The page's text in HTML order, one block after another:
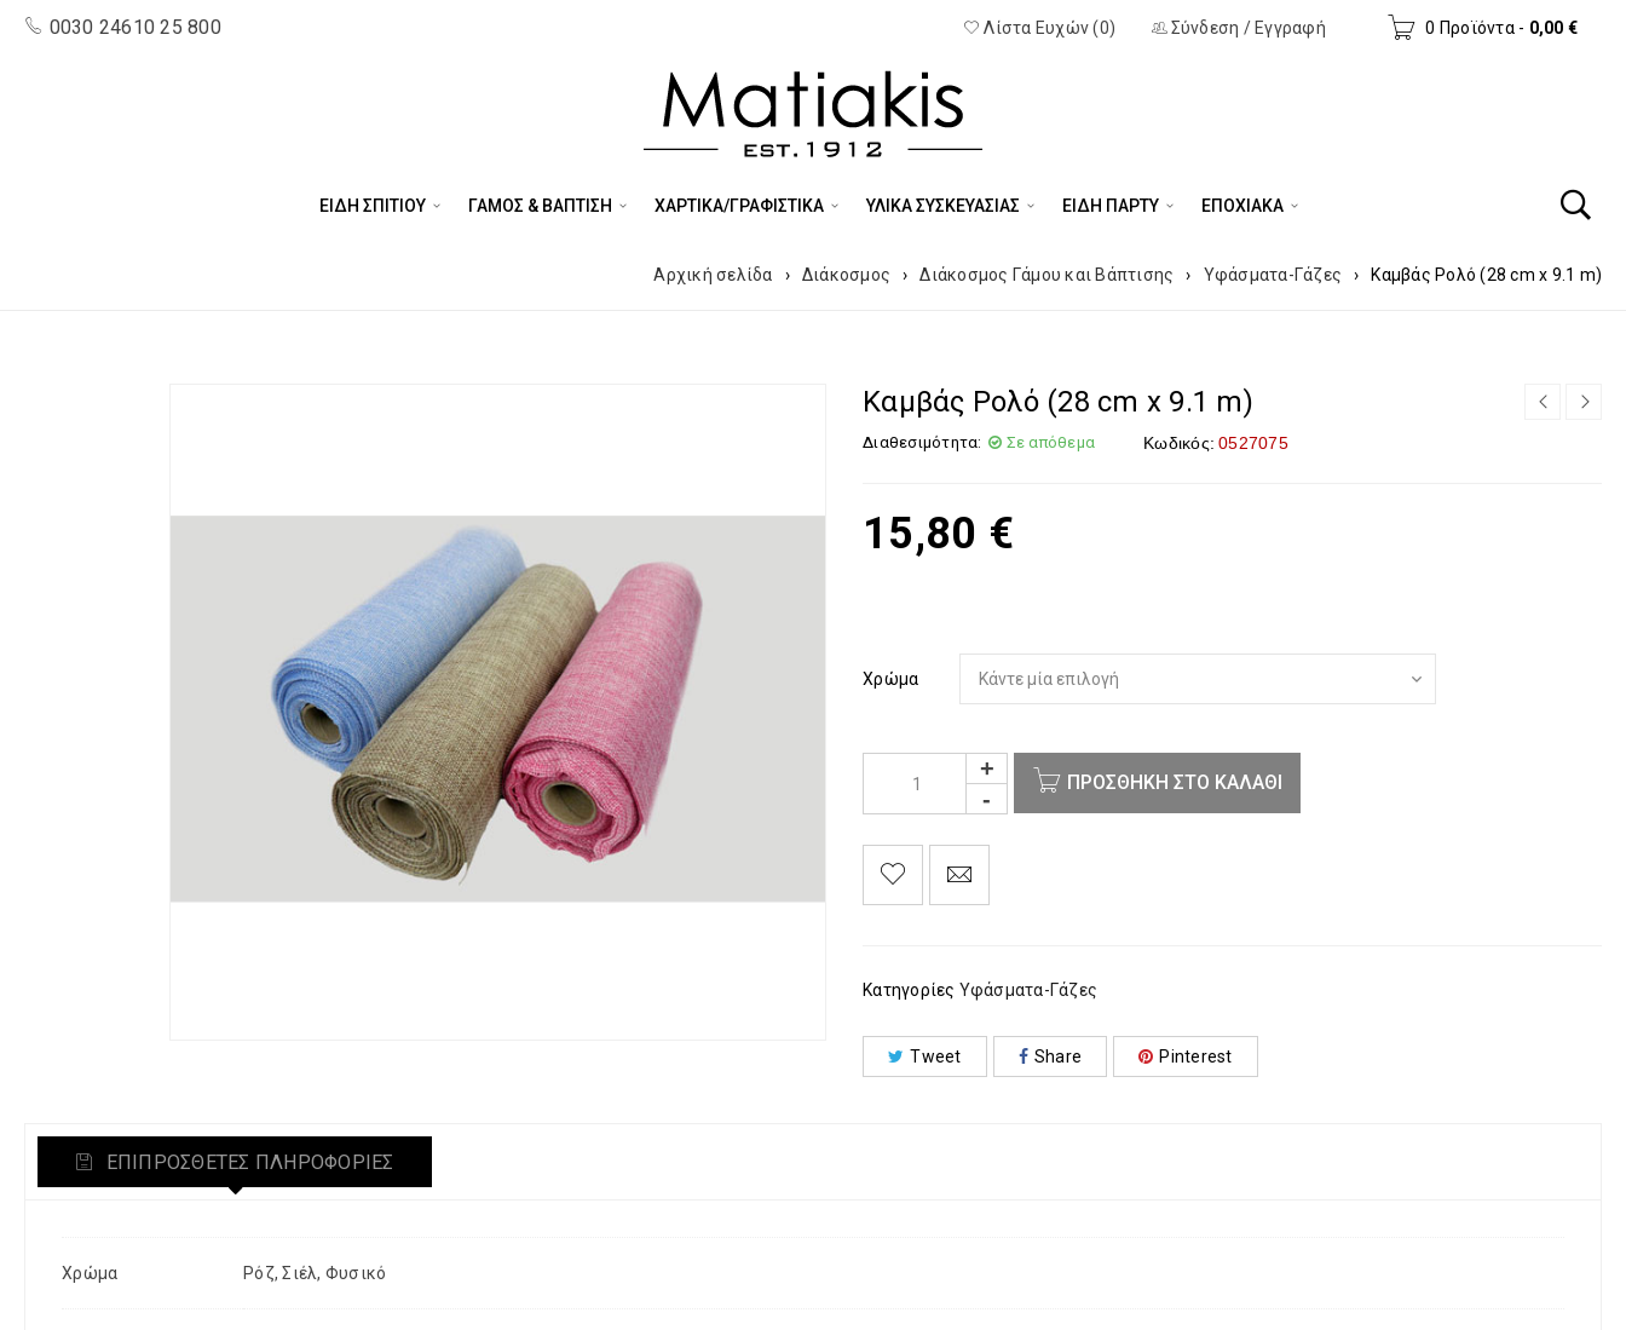
0030 24610 25 800 0 Προϊόντα - 0,00 €
Σύνδεση / Εγγραφή
Λίστα Ευχών (0)
ΕΙΔΗ ΣΠΙΤΙΟΥ ΓΑΜΟΣ & ΒΑΠΤΙΣΗ ΧΑΡΤΙΚΑ/ΓΡΑΦΙΣΤΙΚΑ ΥΛΙΚΑ ΣΥΣΚΕΥΑΣΙΑΣ ΕΊΔΗ ΠΆΡΤΥ ΕΠΟΧΙΑΚΑ
Αρχική σελίδα › Διάκοσμος › Διάκοσμος Γάμου και Βάπτισης › Υφάσματα-Γάζες › Καμβάς Ρολό (28 cm x 9.1 m)
Καμβάς Ρολό (28 cm x 9.1 m)
Διαθεσιμότητα: Σε απόθεμα Κωδικός: 0527075
15,80 €
Χρώμα
ΠΡΟΣΘΉΚΗ ΣΤΟ ΚΑΛΆΘΙ
Κατηγορίες Υφάσματα-Γάζες
Tweet Share Pinterest
ΕΠΙΠΡΌΣΘΕΤΕΣ ΠΛΗΡΟΦΟΡΊΕΣ
Χρώμα Ρόζ, Σιέλ, Φυσικό